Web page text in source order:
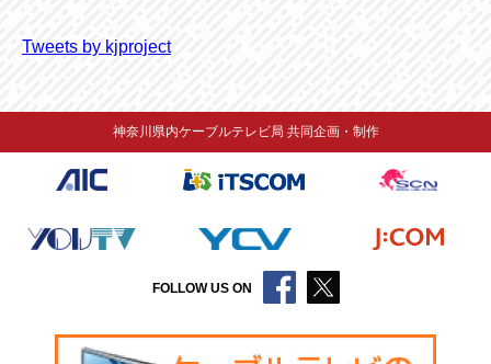
Tweets by kjproject
神奈川県内ケーブルテレビ局 共同企画・制作
FOLLOW US ON